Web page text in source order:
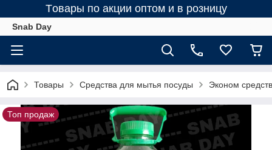
Tовары по акции оптом и в розницу
Snab Day
Товары Средства для мытья посуды Эконом
Топ продаж